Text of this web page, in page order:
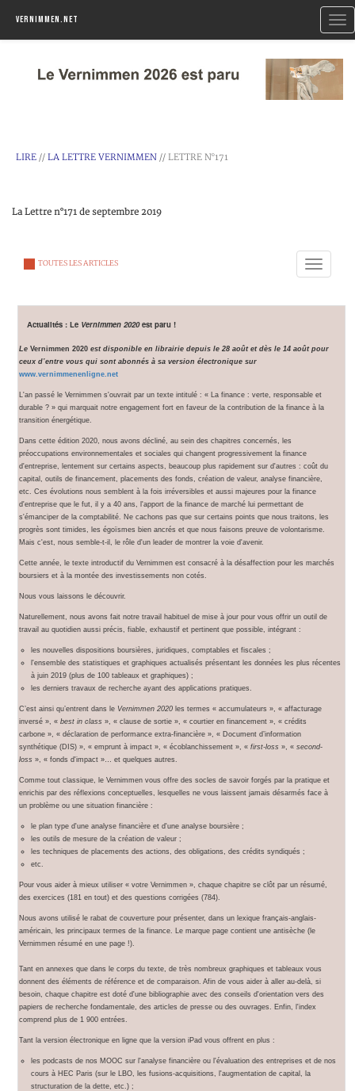
Vernimmen.net
LIRE // LA LETTRE VERNIMMEN // LETTRE N°171
La Lettre n°171 de septembre 2019
Toggle
navigation
TOUTES LES ARTICLES
Actualités : Le Vernimmen 2020est paru !
Le Vernimmen 2020 est disponible en librairie depuis le 28 août et dès le 14 août pour
ceux d’entre vous qui sont abonnés à sa version électronique sur
www.vernimmenenligne.net
L'an passé le Vernimmen s'ouvrait par un texte intitulé : « La finance : verte, responsable et
durable ? » qui marquait notre engagement fort en faveur de la contribution de la finance à la
transition énergétique.
Dans cette édition 2020, nous avons décliné, au sein des chapitres concernés, les
préoccupations environnementales et sociales qui changent progressivement la finance
d'entreprise, lentement sur certains aspects, beaucoup plus rapidement sur d'autres : coût du
capital, outils de financement, placements des fonds, création de valeur, analyse financière,
etc. Ces évolutions nous semblent à la fois irréversibles et aussi majeures pour la finance
d'entreprise que le fut, il y a 40 ans, l'apport de la finance de marché lui permettant de
s'émanciper de la comptabilité. Ne cachons pas que sur certains points que nous traitons, les
progrès sont timides, les égoïsmes bien ancrés et que nous faisons preuve de volontarisme.
Mais c'est, nous semble-t-il, le rôle d'un leader de montrer la voie d'avenir.
Cette année, le texte introductif du Vernimmen est consacré à la désaffection pour les marchés
boursiers et à la montée des investissements non cotés.
Nous vous laissons le découvrir.
Naturellement, nous avons fait notre travail habituel de mise à jour pour vous offrir un outil de
travail au quotidien aussi précis, fiable, exhaustif et pertinent que possible, intégrant :
les nouvelles dispositions boursières, juridiques, comptables et fiscales ;
l'ensemble des statistiques et graphiques actualisés présentant les données les plus récentes
à juin 2019 (plus de 100 tableaux et graphiques) ;
les derniers travaux de recherche ayant des applications pratiques.
C’est ainsi qu’entrent dans le Vernimmen 2020 les termes « accumulateurs », « affacturage
inversé », « best in class », « clause de sortie », « courtier en financement », « crédits
carbone », « déclaration de performance extra-financière », « Document d’information
synthétique (DIS) », « emprunt à impact », « écoblanchissement », « first-loss », « second-
loss », « fonds d'impact »… et quelques autres.
Comme tout classique, le Vernimmen vous offre des socles de savoir forgés par la pratique et
enrichis par des réflexions conceptuelles, lesquelles ne vous laissent jamais désarmés face à
un problème ou une situation financière :
le plan type d'une analyse financière et d'une analyse boursière ;
les outils de mesure de la création de valeur ;
les techniques de placements des actions, des obligations, des crédits syndiqués ;
etc.
Pour vous aider à mieux utiliser « votre Vernimmen », chaque chapitre se clôt par un résumé,
des exercices (181 en tout) et des questions corrigées (784).
Nous avons utilisé le rabat de couverture pour présenter, dans un lexique français-anglais-
américain, les principaux termes de la finance. Le marque page contient une antisèche (le
Vernimmen résumé en une page !).
Tant en annexes que dans le corps du texte, de très nombreux graphiques et tableaux vous
donnent des éléments de référence et de comparaison. Afin de vous aider à aller au-delà, si
besoin, chaque chapitre est doté d'une bibliographie avec des conseils d'orientation vers des
papiers de recherche fondamentale, des articles de presse ou des ouvrages. Enfin, l'index
comprend plus de 1 900 entrées.
Tant la version électronique en ligne que la version iPad vous offrent en plus :
les podcasts de nos MOOC sur l'analyse financière ou l'évaluation des entreprises et de nos
cours à HEC Paris (sur le LBO, les fusions-acquisitions, l'augmentation de capital, la
structuration de la dette, etc.) ;